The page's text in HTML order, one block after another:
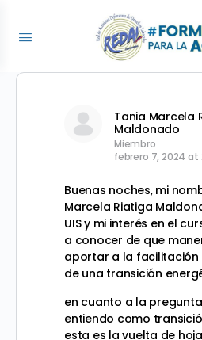
Tania Marcela
Maldonado
Miembro
febrero 7, 2024 at
Buenas noches, mi
Marcela Riatiga
UIS y mi interés en el
a conocer de que
aportar a la facilitación
de una transición
en cuanto a la
entiendo como
esta es la vuelta de